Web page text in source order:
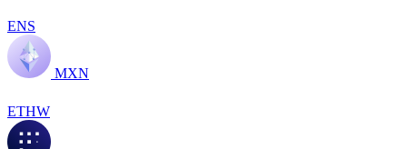
ENS
MXN
ETHW